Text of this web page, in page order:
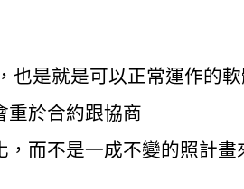
是就是可以正常運作的
重於合約跟協商
，而不是一成不變的照計畫